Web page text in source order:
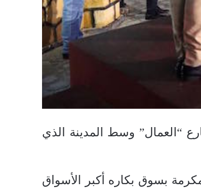
“العمال” وسط المدينة الذي
بسوق بكاره أكبر الأسواق